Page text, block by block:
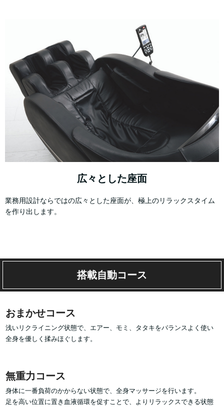
広々とした座面
業務用設計ならではの広々とした座面が、極上のリラックスタイム
を作り出します。
搭載自動コース
おまかせコース
浅いリクライニング状態で、エアー、モミ、タタキをバランスよく使い
全身を優しく揉みほぐします。
無重力コース
身体に一番負荷のかからない状態で、全身マッサージを行います。
足を高い位置に置き血液循環を促すことで、よりリラックスできる状態